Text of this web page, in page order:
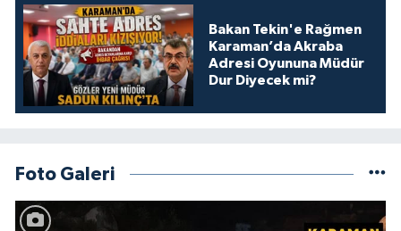
Bakan Tekin'e Rağmen
Karaman’da Akraba
Adresi Oyununa Müdür
Dur Diyecek mi?
Foto Galeri